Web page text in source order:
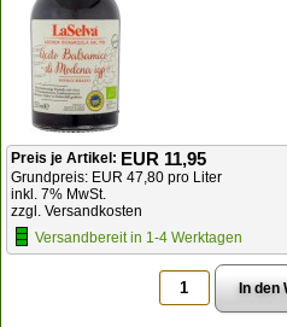
Preis je Artikel: EUR 11,95
Grundpreis: EUR 47,80 pro Liter
inkl. 7% MwSt.
zzgl. Versandkosten
Versandbereit in 1-4 Werktagen